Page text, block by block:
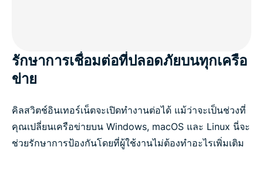
รักษาการเชื่อมต่อที่ปลอดภัยบนทุกเครือ
ข่าย
คิลสวิตช์อินเทอร์เน็ตจะเปิดทำงานต่อได้ แม้ว่าจะเป็นช่วงที่
คุณเปลี่ยนเครือข่ายบน Windows, macOS และ Linux นี่จะ
ช่วยรักษาการป้องกันโดยที่ผู้ใช้งานไม่ต้องทำอะไรเพิ่มเติม